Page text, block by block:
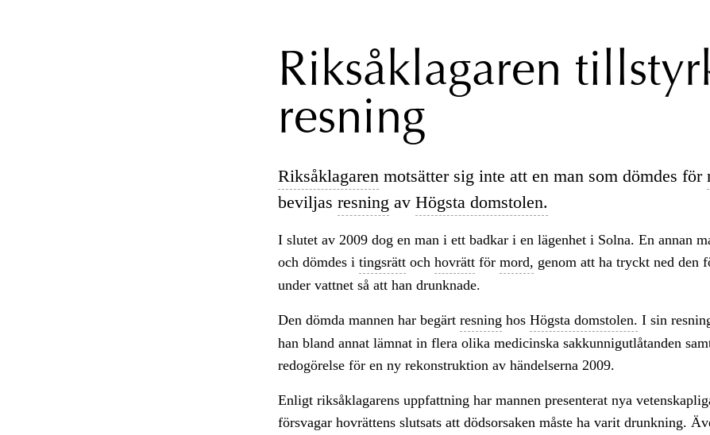
Riksåklagaren
resning
Riksåklagaren motsätter sig inte att en man som dömdes för
beviljas resning av Högsta domstolen.
I slutet av 2009 dog en man i ett badkar i en lägenhet i Solna. En annan
och dömdes i tingsrättoch hovrättför mord, genom att ha tryckt ned den
under vattnet så att han drunknade.
Den dömda mannen har begärt resning hos Högsta domstolen. I sin
han bland annat lämnat in flera olika medicinska sakkunnigutlåtanden
redogörelse för en ny rekonstruktion av händelserna 2009.
Enligt riksåklagarens uppfattning har mannen presenterat nya
försvagar hovrättens slutsats att dödsorsaken måste ha varit drunkning.